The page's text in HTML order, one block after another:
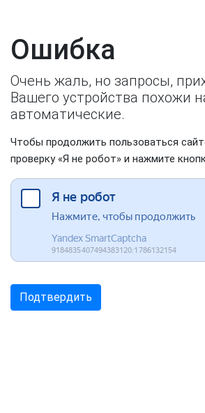
Ошибка
Очень жаль, но запросы,
Вашего устройства похожи
автоматические.
Чтобы продолжить пользоваться
проверку «Я не робот» и нажмите